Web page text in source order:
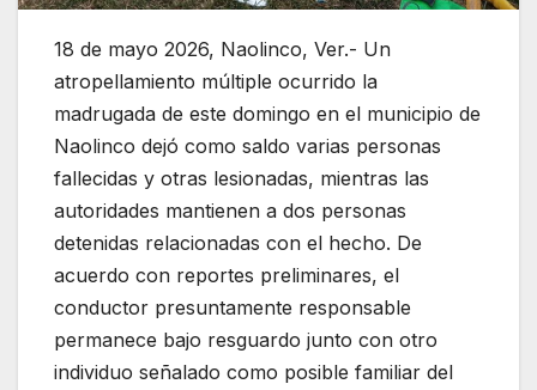
18 de mayo 2026, Naolinco, Ver.- Un
atropellamiento múltiple ocurrido la
madrugada de este domingo en el municipio de
Naolinco dejó como saldo varias personas
fallecidas y otras lesionadas, mientras las
autoridades mantienen a dos personas
detenidas relacionadas con el hecho. De
acuerdo con reportes preliminares, el
conductor presuntamente responsable
permanece bajo resguardo junto con otro
individuo señalado como posible familiar del